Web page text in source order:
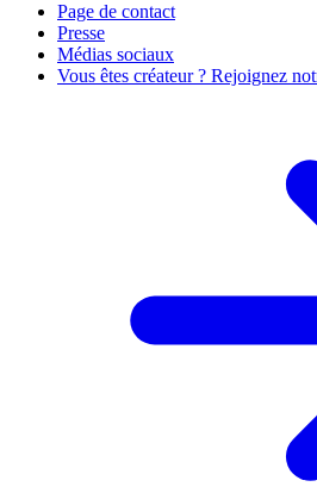
Page de contact
Presse
Médias sociaux
Vous êtes créateur ? Rejoignez